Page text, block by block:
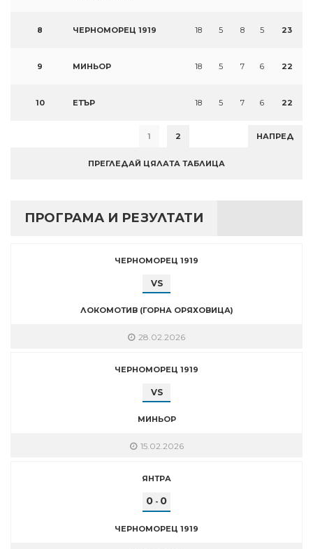
8 ЧЕРНОМОРЕЦ 1919 18 5 8 5 23
9 МИНЬОР 18 5 7 6 22
10 ЕТЪР 18 5 7 6 22
1 2 НАПРЕД
ПРЕГЛЕДАЙ ЦЯЛАТА ТАБЛИЦА
ПРОГРАМА И РЕЗУЛТАТИ
ЧЕРНОМОРЕЦ 1919
VS
ЛОКОМОТИВ (ГОРНА ОРЯХОВИЦА)
28.02.2026
ЧЕРНОМОРЕЦ 1919
VS
МИНЬОР
15.02.2026
ЯНТРА
0 - 0
ЧЕРНОМОРЕЦ 1919